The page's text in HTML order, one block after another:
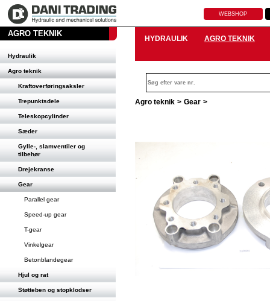
WEBSHOP
AGRO TEKNIK
Hydraulik
Agro teknik
Kraftoverføringsaksler
Trepunktsdele
Teleskopcylinder
Sæder
Gylle-, slamventiler og
tilbehør
Drejekranse
Gear
Parallel gear
Speed-up gear
T-gear
Vinkelgear
Betonblandegear
Hjul og rat
Støtteben og stopklodser
HYDRAULIK AGRO TEKNIK
Agro teknik > Gear >